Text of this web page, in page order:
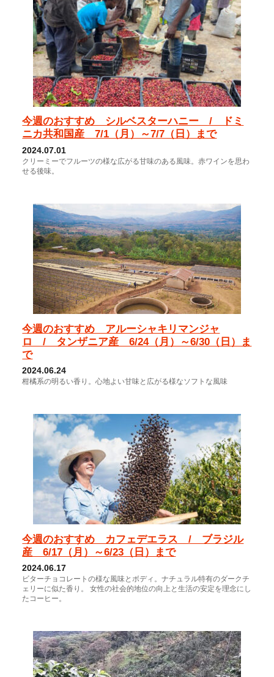
今週のおすすめ シルベスターハニー / ドミ
ニカ共和国産 7/1（月）～7/7（日）まで
2024.07.01
クリーミーでフルーツの様な広がる甘味のある風味。赤ワインを思わ
せる後味。
今週のおすすめ アルーシャキリマンジャ
ロ / タンザニア産 6/24（月）～6/30（日）ま
で
2024.06.24
柑橘系の明るい香り。心地よい甘味と広がる様なソフトな風味
今週のおすすめ カフェデエラス / ブラジル
産 6/17（月）～6/23（日）まで
2024.06.17
ビターチョコレートの様な風味とボディ。ナチュラル特有のダークチ
ェリーに似た香り。 女性の社会的地位の向上と生活の安定を理念にし
たコーヒー。